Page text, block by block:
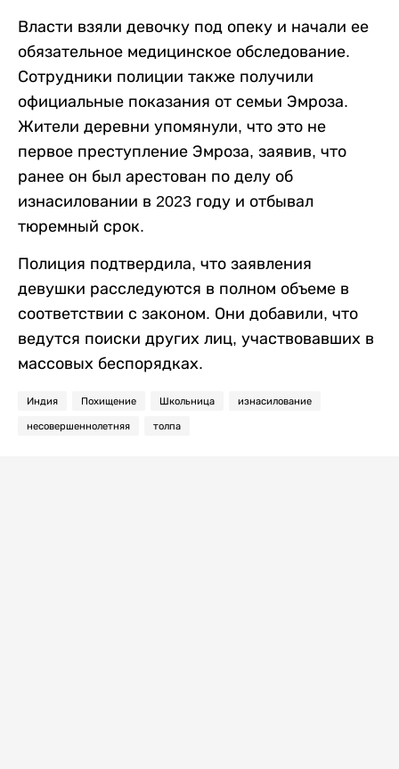
Власти взяли девочку под опеку и начали ее
обязательное медицинское обследование.
Сотрудники полиции также получили
официальные показания от семьи Эмроза.
Жители деревни упомянули, что это не
первое преступление Эмроза, заявив, что
ранее он был арестован по делу об
изнасиловании в 2023 году и отбывал
тюремный срок.
Полиция подтвердила, что заявления
девушки расследуются в полном объеме в
соответствии с законом. Они добавили, что
ведутся поиски других лиц, участвовавших в
массовых беспорядках.
Индия Похищение Школьница изнасилование
несовершеннолетняя толпа